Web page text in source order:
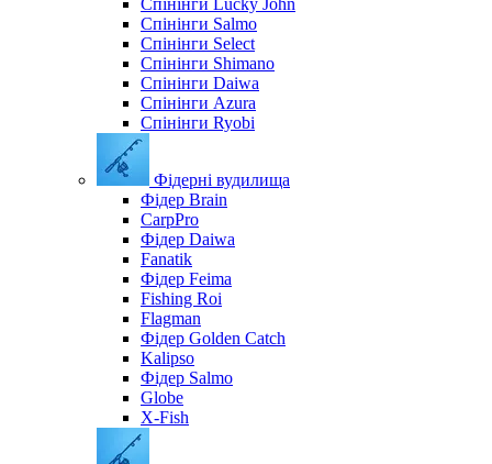
Спінінги Lucky John
Спінінги Salmo
Спінінги Select
Спінінги Shimano
Спінінги Daiwa
Спінінги Azura
Спінінги Ryobi
Фідерні вудилища
Фідер Brain
CarpPro
Фідер Daiwa
Fanatik
Фідер Feima
Fishing Roi
Flagman
Фідер Golden Catch
Kalipso
Фідер Salmo
Globe
X-Fish